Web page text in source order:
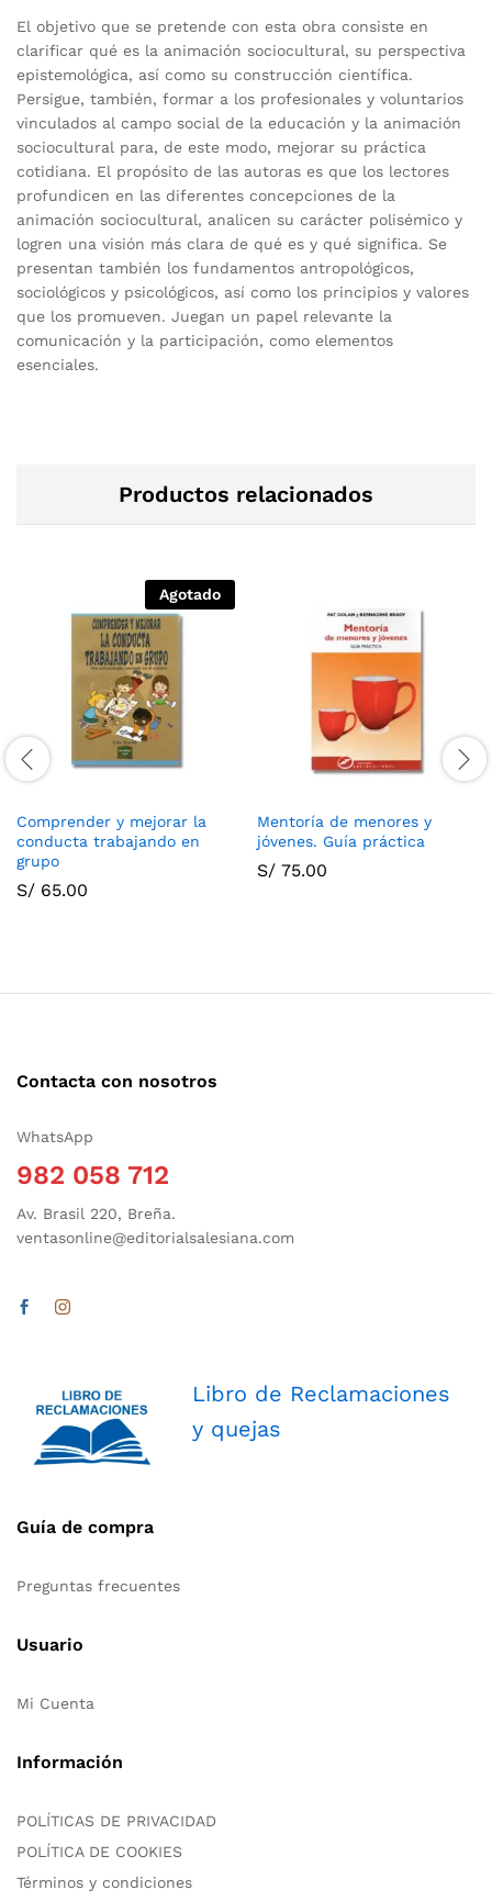
El objetivo que se pretende con esta obra consiste en
clarificar qué es la animación sociocultural, su perspectiva
epistemológica, así como su construcción científica.
Persigue, también, formar a los profesionales y voluntarios
vinculados al campo social de la educación y la animación
sociocultural para, de este modo, mejorar su práctica
cotidiana. El propósito de las autoras es que los lectores
profundicen en las diferentes concepciones de la
animación sociocultural, analicen su carácter polisémico y
logren una visión más clara de qué es y qué significa. Se
presentan también los fundamentos antropológicos,
sociológicos y psicológicos, así como los principios y valores
que los promueven. Juegan un papel relevante la
comunicación y la participación, como elementos
esenciales.
Productos relacionados
Agotado
Comprender y mejorar la
conducta trabajando en
grupo
S/ 65.00
Mentoría de menores y
jóvenes. Guía práctica
S/ 75.00
Contacta con nosotros
WhatsApp
982 058 712
Av. Brasil 220, Breña.
ventasonline@editorialsalesiana.com
Libro de Reclamaciones
y quejas
Guía de compra
Preguntas frecuentes
Usuario
Mi Cuenta
Información
POLÍTICAS DE PRIVACIDAD
POLÍTICA DE COOKIES
Términos y condiciones